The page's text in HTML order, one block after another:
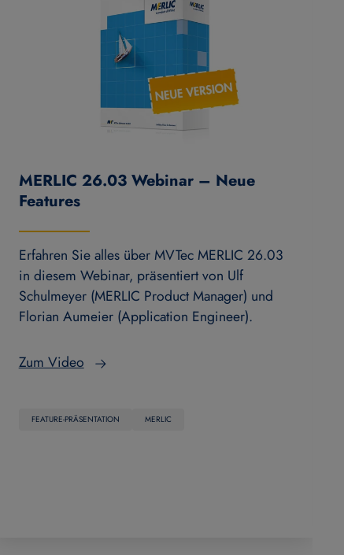
MERLIC 26.03 Webinar – Neue
Features
Erfahren Sie alles über MVTec MERLIC 26.03
in diesem Webinar, präsentiert von Ulf
Schulmeyer (MERLIC Product Manager) und
Florian Aumeier (Application Engineer).
Zum Video
FEATURE-PRÄSENTATION MERLIC